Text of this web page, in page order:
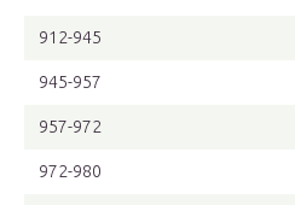
912-945
945-957
957-972
972-980